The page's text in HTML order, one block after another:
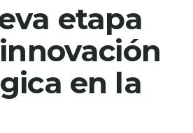
etapa
en la